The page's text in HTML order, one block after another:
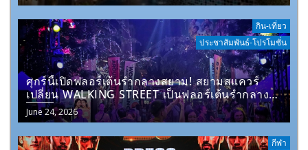
กิน-เที่ยว
ประชาสัมพันธ์-โปรโมชั่น
ศุกร์นี้เปิดฟลอร์เต้นรำกลางสยาม! สยามสแควร์
เปลี่ยน WALKING STREET เป็นฟลอร์เต้นรำกลาง
เมือง กับงาน “SIAM SQUARE FULL MOON
DANCE”
June 24, 2026
กีฬา